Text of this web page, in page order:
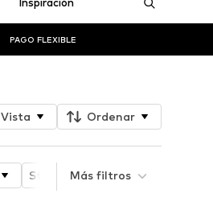
PAGO FLEXIBLE
Vista Ordenar
Style Material
Más filtros